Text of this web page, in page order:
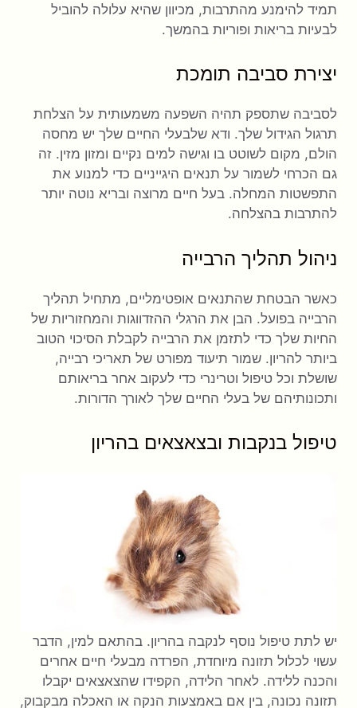
תמיד להימנע מהתרבות, מכיוון שהיא עלולה להוביל
לבעיות בריאות ופוריות בהמשך.
יצירת סביבה תומכת
לסביבה שתספק תהיה השפעה משמעותית על הצלחת
תרגול הגידול שלך. ודא שלבעלי החיים שלך יש מחסה
הולם, מקום לשוטט בו וגישה למים נקיים ומזון מזין. זה
גם הכרחי לשמור על תנאים היגייניים כדי למנוע את
התפשטות המחלה. בעל חיים מרוצה ובריא נוטה יותר
להתרבות בהצלחה.
ניהול תהליך הרבייה
כאשר הבטחת שהתנאים אופטימליים, מתחיל תהליך
הרבייה בפועל. הבן את הרגלי ההזדווגות והמחזוריות של
החיות שלך כדי לתזמן את הרבייה לקבלת הסיכוי הטוב
ביותר להריון. שמור תיעוד מפורט של תאריכי רבייה,
שושלת וכל טיפול וטרינרי כדי לעקוב אחר בריאותם
ותכונותיהם של בעלי החיים שלך לאורך הדורות.
טיפול בנקבות ובצאצאים בהריון
יש לתת טיפול נוסף לנקבה בהריון. בהתאם למין, הדבר
עשוי לכלול תזונה מיוחדת, הפרדה מבעלי חיים אחרים
והכנה ללידה. לאחר הלידה, הקפידו שהצאצאים יקבלו
תזונה נכונה, בין אם באמצעות הנקה או האכלה מבקבוק,